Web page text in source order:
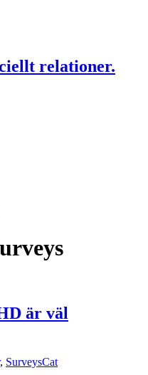
relationer.
är väl
, SurveysCat